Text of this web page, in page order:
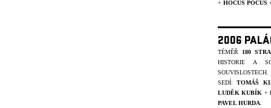
+ HOCUS POCUS
2006
TÉMĚŘ 180
HISTORIE A
SEDÍ:TOMÁŠ
LUDĚK KUBÍK +
PAVEL HURDA